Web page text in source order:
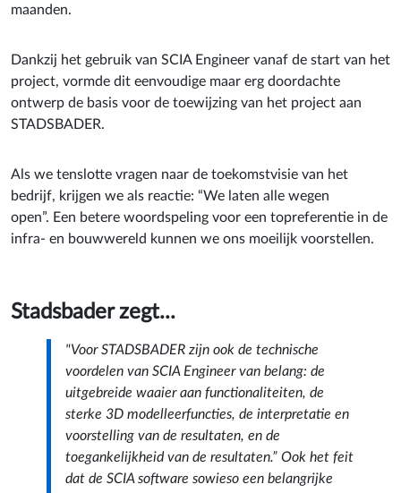
maanden.
Dankzij het gebruik van SCIA Engineer vanaf de start van het
project, vormde dit eenvoudige maar erg doordachte
ontwerp de basis voor de toewijzing van het project aan
STADSBADER.
Als we tenslotte vragen naar de toekomstvisie van het
bedrijf, krijgen we als reactie: “We laten alle wegen
open”. Een betere woordspeling voor een topreferentie in de
infra- en bouwwereld kunnen we ons moeilijk voorstellen.
Stadsbader zegt...
"Voor STADSBADER zijn ook de technische
voordelen van SCIA Engineer van belang: de
uitgebreide waaier aan functionaliteiten, de
sterke 3D modelleerfuncties, de interpretatie en
voorstelling van de resultaten, en de
toegankelijkheid van de resultaten.” Ook het feit
dat de SCIA software sowieso een belangrijke